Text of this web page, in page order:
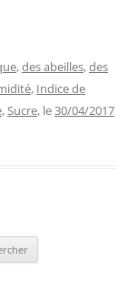
,des abeilles,des
, Indice de
,Sucre, le30/04/2017